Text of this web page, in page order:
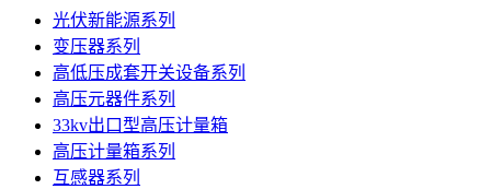
光伏新能源系列
变压器系列
高低压成套开关设备系列
高压元器件系列
33kv出口型高压计量箱
高压计量箱系列
互感器系列